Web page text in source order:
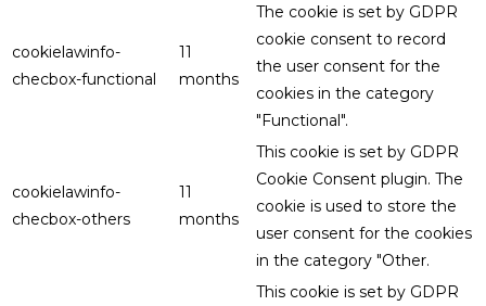
cookielawinfo-
checbox-functional
11
months
The cookie is set by GDPR
cookie consent to record
the user consent for the
cookies in the category
"Functional".
cookielawinfo-
checbox-others
11
months
This cookie is set by GDPR
Cookie Consent plugin. The
cookie is used to store the
user consent for the cookies
in the category "Other.
This cookie is set by GDPR